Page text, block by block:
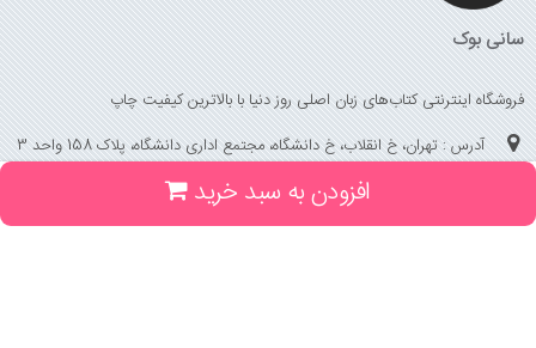
افزودن به سبد خرید
سانی بوک
فروشگاه اینترنتی کتاب‌های زبان اصلی روز دنیا با بالاترین کیفیت چاپ
آدرس : تهران، خ انقلاب، خ دانشگاه، مجتمع اداری دانشگاه، پلاک 158 واحد 3
تماس حاصل فرمایید)